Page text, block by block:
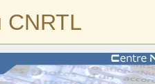
CNRTL